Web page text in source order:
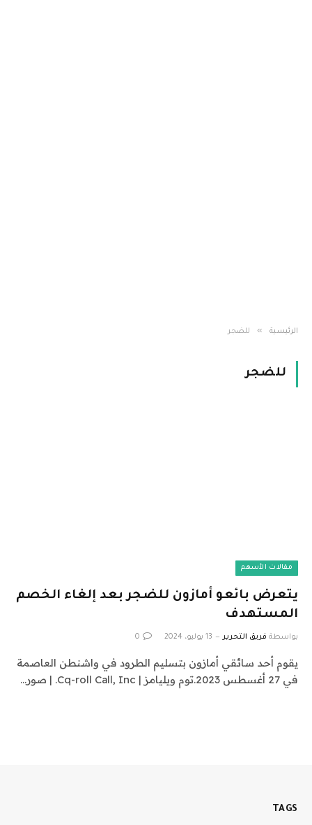
الرئيسية » للضجر
للضجر
مقالات الأسهم
يتعرض بائعو أمازون للضجر بعد إلغاء الخصم
المستهدف
بواسطة فريق التحرير 13 يوليو، 2024 0
يقوم أحد سائقي أمازون بتسليم الطرود في واشنطن العاصمة
في 27 أغسطس 2023.توم ويليامز | Cq-roll Call, Inc. | صور…
TAGS